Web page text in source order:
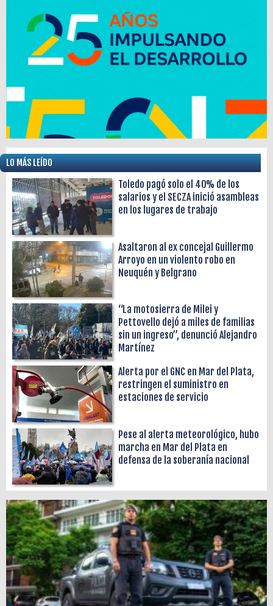
LO MÁS LEÍDO
Toledo pagó solo el 40% de los
salarios y el SECZA inició asambleas
en los lugares de trabajo
Asaltaron al ex concejal Guillermo
Arroyo en un violento robo en
Neuquén y Belgrano
“La motosierra de Milei y
Pettovello dejó a miles de familias
sin un ingreso”, denunció Alejandro
Martínez
Alerta por el GNC en Mar del Plata,
restringen el suministro en
estaciones de servicio
Pese al alerta meteorológico, hubo
marcha en Mar del Plata en
defensa de la soberanía nacional